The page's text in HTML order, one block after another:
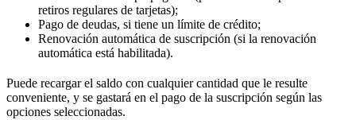
retiros regulares de tarjetas);
Pago de deudas, si tiene un límite de crédito;
Renovación automática de suscripción (si la renovación
automática está habilitada).
Puede recargar el saldo con cualquier cantidad que le resulte
conveniente, y se gastará en el pago de la suscripción según las
opciones seleccionadas.